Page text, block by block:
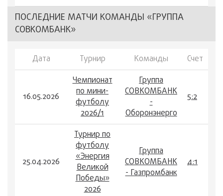
ПОСЛЕДНИЕ МАТЧИ КОМАНДЫ «ГРУППА
СОВКОМБАНК»
Дата Турнир Команды Счет
16.05.2026
Чемпионат
по мини-
футболу
2026/1
Группа
СОВКОМБАНК
-
Оборонэнерго
5:2
25.04.2026
Турнир по
футболу
«Энергия
Великой
Победы»
2026
Группа
СОВКОМБАНК
- Газпромбанк
4:1